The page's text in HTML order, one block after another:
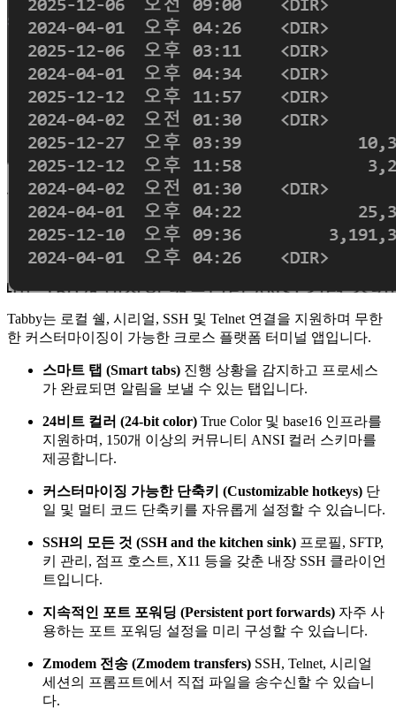
Tabby는 로컬 쉘, 시리얼, SSH 및 Telnet 연결을 지원하며 무한
한 커스터마이징이 가능한 크로스 플랫폼 터미널 앱입니다.
스마트 탭 (Smart tabs) 진행 상황을 감지하고 프로세스
가 완료되면 알림을 보낼 수 있는 탭입니다.
24비트 컬러 (24-bit color) True Color 및 base16 인프라를
지원하며, 150개 이상의 커뮤니티 ANSI 컬러 스키마를
제공합니다.
커스터마이징 가능한 단축키 (Customizable hotkeys) 단
일 및 멀티 코드 단축키를 자유롭게 설정할 수 있습니다.
SSH의 모든 것 (SSH and the kitchen sink) 프로필, SFTP,
키 관리, 점프 호스트, X11 등을 갖춘 내장 SSH 클라이언
트입니다.
지속적인 포트 포워딩 (Persistent port forwards) 자주 사
용하는 포트 포워딩 설정을 미리 구성할 수 있습니다.
Zmodem 전송 (Zmodem transfers) SSH, Telnet, 시리얼
세션의 프롬프트에서 직접 파일을 송수신할 수 있습니
다.